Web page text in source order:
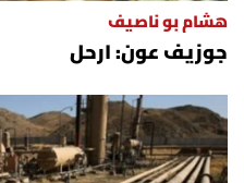
هشام بو ناصيف
جوزيف عون: ارحل